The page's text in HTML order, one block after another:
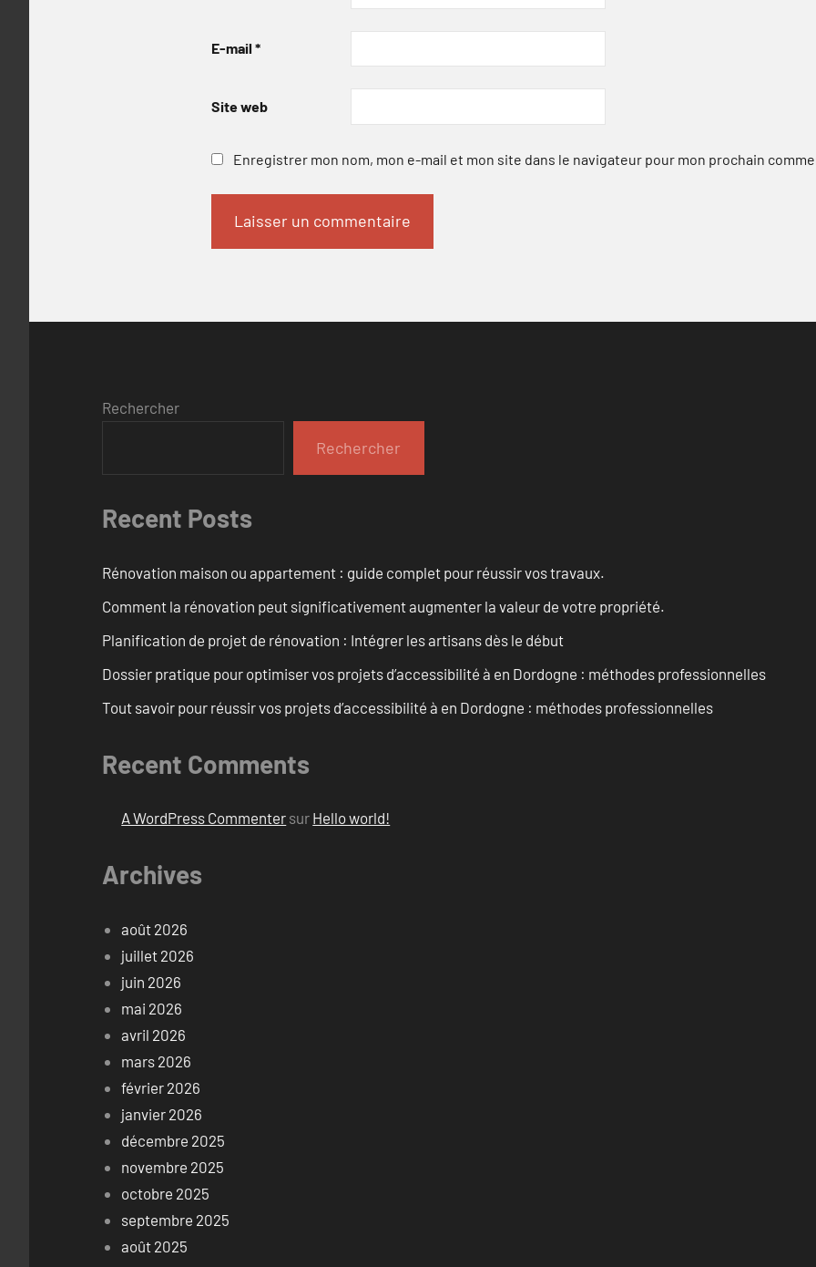
E-mail *
Site web
Enregistrer mon nom, mon e-mail et mon site dans le navigateur pour mon prochain
Rechercher
Rechercher
Recent Posts
Rénovation maison ou appartement : guide complet pour réussir vos travaux.
Comment la rénovation peut significativement augmenter la valeur de votre propriété.
Planification de projet de rénovation : Intégrer les artisans dès le début
Dossier pratique pour optimiser vos projets d’accessibilité à en Dordogne : méthodes professionnelles
Tout savoir pour réussir vos projets d’accessibilité à en Dordogne : méthodes professionnelles
Recent Comments
A WordPress Commenter sur Hello world!
Archives
août 2026
juillet 2026
juin 2026
mai 2026
avril 2026
mars 2026
février 2026
janvier 2026
décembre 2025
novembre 2025
octobre 2025
septembre 2025
août 2025